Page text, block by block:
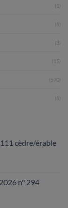
(1)
(1)
(3)
(15)
(570)
(1)
cèdre/érable
n° 294